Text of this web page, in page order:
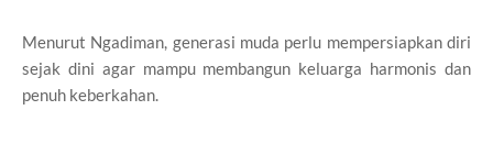
Menurut Ngadiman, generasi muda perlu mempersiapkan diri
sejak dini agar mampu membangun keluarga harmonis dan
penuh keberkahan.